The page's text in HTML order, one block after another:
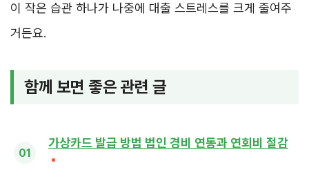
이 작은 습관 하나가 나중에 대출 스트레스를 크게 줄여주
거든요.
함께 보면 좋은 관련 글
가상카드 발급 방법 법인 경비 연동과 연회비 절감